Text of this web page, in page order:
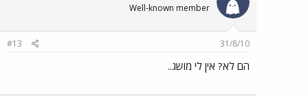
Well-known member
31/8/10
#13
הם לא? אין לי מושג..